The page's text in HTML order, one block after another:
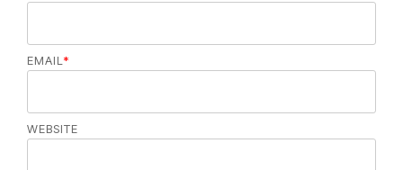
EMAIL *
WEBSITE